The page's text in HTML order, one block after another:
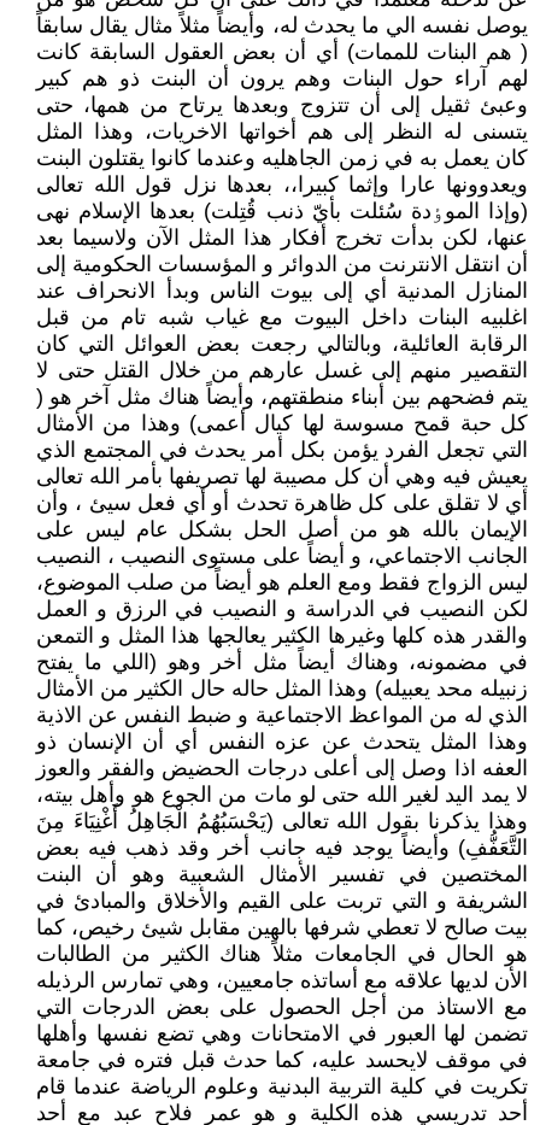
يوصل نفسه الي ما يحدث له، وأيضاً مثلاً مثال يقال سابقاً
( هم البنات للممات) أي أن بعض العقول السابقة كانت
لهم آراء حول البنات وهم يرون أن البنت ذو هم كبير
وعبئ ثقيل إلى أن تتزوج وبعدها يرتاح من همها، حتى
يتسنى له النظر إلى هم أخواتها الاخريات، وهذا المثل
كان يعمل به في زمن الجاهليه وعندما كانوا يقتلون البنت
ويعدوونها عارا وإثما كبيرا،، بعدها نزل قول الله تعالى
(وإذا الموٶدة سُئلت بأيّ ذنب قُتِلت) بعدها الإسلام نهى
عنها، لكن بدأت تخرج أفكار هذا المثل الآن ولاسيما بعد
أن انتقل الانترنت من الدوائر و المؤسسات الحكومية إلى
المنازل المدنية أي إلى بيوت الناس وبدأ الانحراف عند
اغلبيه البنات داخل البيوت مع غياب شبه تام من قبل
الرقابة العائلية، وبالتالي رجعت بعض العوائل التي كان
التقصير منهم إلى غسل عارهم من خلال القتل حتى لا
يتم فضحهم بين أبناء منطقتهم، وأيضاً هناك مثل آخر هو (
كل حبة قمح مسوسة لها كيال أعمى) وهذا من الأمثال
التي تجعل الفرد يؤمن بكل أمر يحدث في المجتمع الذي
يعيش فيه وهي أن كل مصيبة لها تصريفها بأمر الله تعالى
أي لا تقلق على كل ظاهرة تحدث أو أي فعل سيئ ، وأن
الإيمان بالله هو من أصل الحل بشكل عام ليس على
الجانب الاجتماعي، و أيضاً على مستوى النصيب ، النصيب
ليس الزواج فقط ومع العلم هو أيضاً من صلب الموضوع،
لكن النصيب في الدراسة و النصيب في الرزق و العمل
والقدر هذه كلها وغيرها الكثير يعالجها هذا المثل و التمعن
في مضمونه، وهناك أيضاً مثل أخر وهو (اللي ما يفتح
زنبيله محد يعبيله) وهذا المثل حاله حال الكثير من الأمثال
الذي له من المواعظ الاجتماعية و ضبط النفس عن الاذية
وهذا المثل يتحدث عن عزه النفس أي أن الإنسان ذو
العفه اذا وصل إلى أعلى درجات الحضيض والفقر والعوز
لا يمد اليد لغير الله حتى لو مات من الجوع هو وأهل بيته،
وهذا يذكرنا بقول الله تعالى (يَحْسَبُهُمُ الْجَاهِلُ أَغْنِيَاءَ مِنَ
التَّعَفُّفِ) وأيضاً يوجد فيه جانب أخر وقد ذهب فيه بعض
المختصين في تفسير الأمثال الشعبية وهو أن البنت
الشريفة و التي تربت على القيم والأخلاق والمبادئ في
بيت صالح لا تعطي شرفها بالهين مقابل شيئ رخيص، كما
هو الحال في الجامعات مثلاً هناك الكثير من الطالبات
الأن لديها علاقه مع أساتذه جامعيين، وهي تمارس الرذيله
مع الاستاذ من أجل الحصول على بعض الدرجات التي
تضمن لها العبور في الامتحانات وهي تضع نفسها وأهلها
في موقف لايحسد عليه، كما حدث قبل فتره في جامعة
تكريت في كلية التربية البدنية وعلوم الرياضة عندما قام
أحد تدريسي هذه الكلية و هو عمر فلاح عبد مع أحد